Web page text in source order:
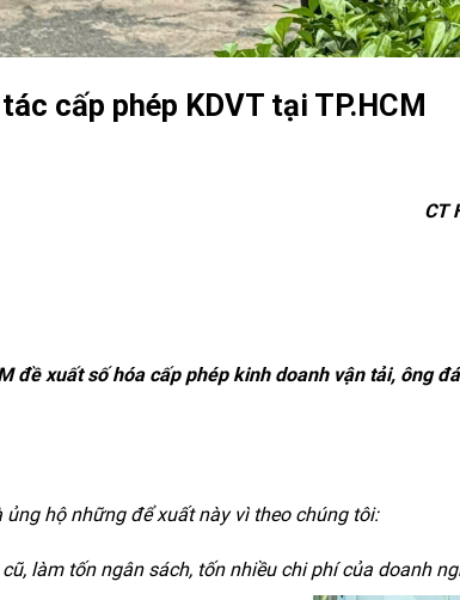
ác cấp phép KDVT tại TP.HCM
CT
đề xuất số hóa cấp phép kinh doanh vận tải, ông
ủng hộ những để xuất này vì theo chúng tôi:
làm tốn ngân sách, tốn nhiều chi phí của doanh